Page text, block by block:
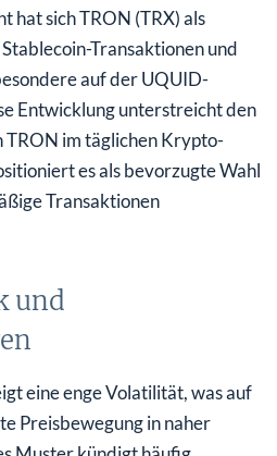
und Stakeholder
hat sich TRON (TRX) als
Transaktionen und
auf der UQUID-
Entwicklung unterstreicht den
TRON im täglichen Krypto-
es als bevorzugte Wahl
Transaktionen
und
eine enge Volatilität, was auf
Preisbewegung in naher